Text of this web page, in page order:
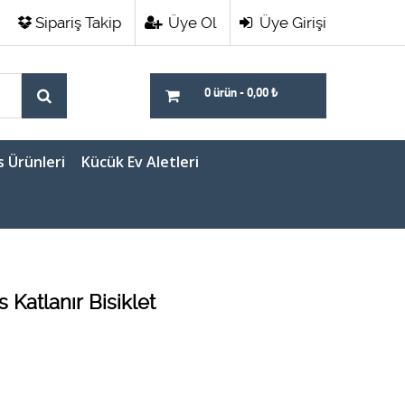
Üye Girişi
Üye Ol
Sipariş Takip
0 ürün - 0,00 ₺
Ürünleri Kücük Ev Aletleri
Katlanır Bisiklet